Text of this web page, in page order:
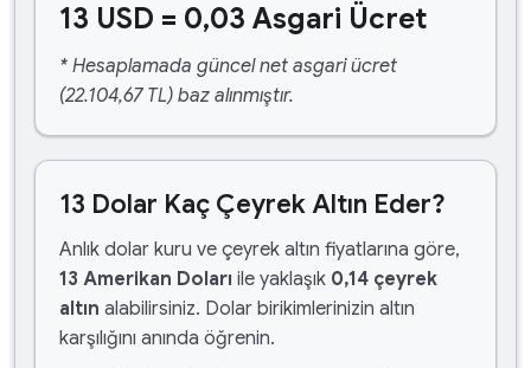
13 USD = 0,03 Asgari Ücret
* Hesaplamada güncel net asgari ücret
(22.104,67 TL) baz alınmıştır.
13 Dolar Kaç Çeyrek Altın Eder?
Anlık dolar kuru ve çeyrek altın fiyatlarına göre,
13 Amerikan Doları ile yaklaşık 0,14 çeyrek
altın alabilirsiniz. Dolar birikimlerinizin altın
karşılığını anında öğrenin.